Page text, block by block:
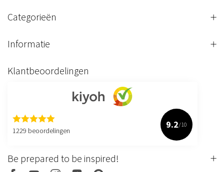
Categorieën
Informatie
Klantbeoordelingen
1229 beoordelingen
9.2/10
Be prepared to be inspired!